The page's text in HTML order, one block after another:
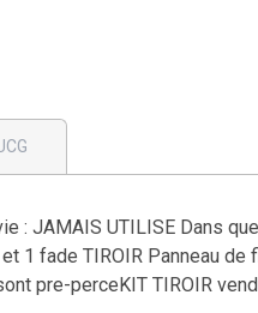
: JAMAIS UTILISE Dans
1 fade TIROIR Panneau
pre-perceKIT TIROIR